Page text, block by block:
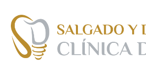
QUIENES SOMOS
CONTACTO